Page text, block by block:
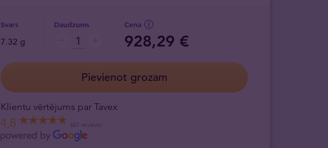
Svars
7.32 g
Daudzums Cena
928,29 €
Pievienot grozam
Klientu vērtējums par Tavex
4,8 667 reviews